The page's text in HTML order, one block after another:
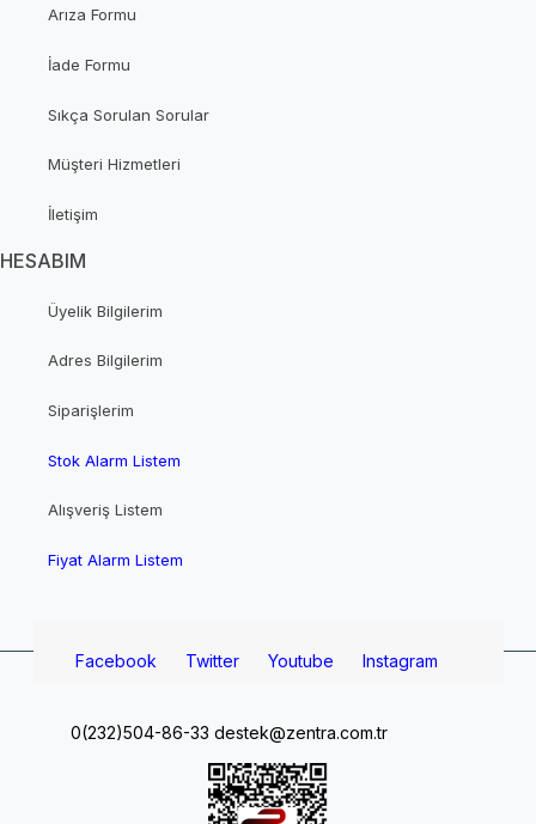
Arıza Formu
İade Formu
Sıkça Sorulan Sorular
Müşteri Hizmetleri
İletişim
HESABIM
Üyelik Bilgilerim
Adres Bilgilerim
Siparişlerim
Stok Alarm Listem
Alışveriş Listem
Fiyat Alarm Listem
Facebook Twitter Youtube Instagram
0(232)504-86-33 destek@zentra.com.tr